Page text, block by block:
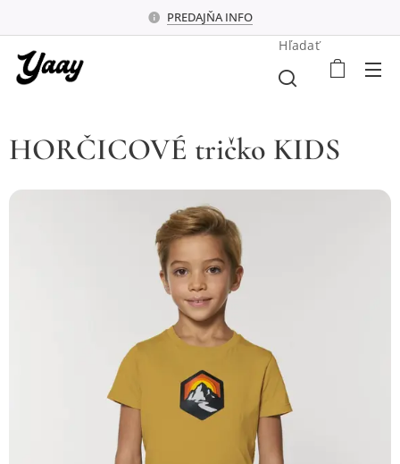
PREDAJŇA INFO
Hľadať
HORČICOVÉ tričko KIDS